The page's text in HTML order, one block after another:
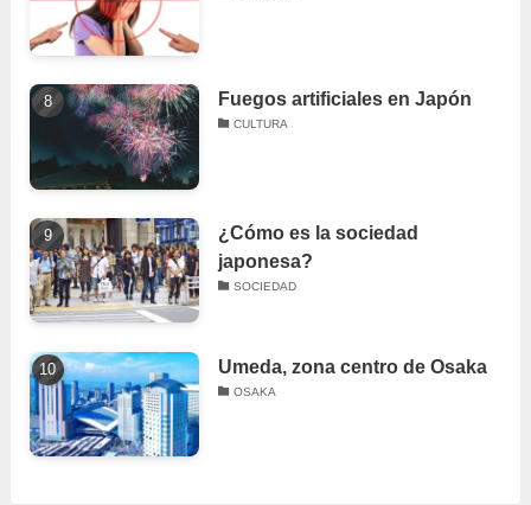
Fuegos artificiales en Japón
CULTURA
¿Cómo es la sociedad
japonesa?
SOCIEDAD
Umeda, zona centro de Osaka
OSAKA